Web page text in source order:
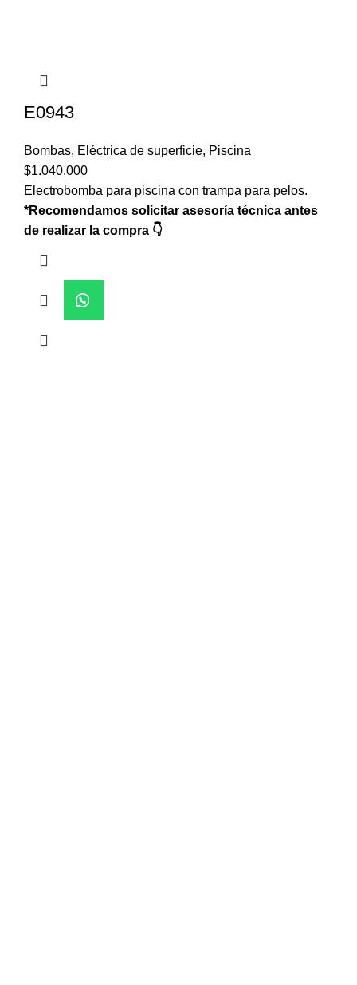
E0943
Bombas, Eléctrica de superficie, Piscina
$1.040.000
Electrobomba para piscina con trampa para pelos.
*Recomendamos solicitar asesoría técnica antes
de realizar la compra 👇